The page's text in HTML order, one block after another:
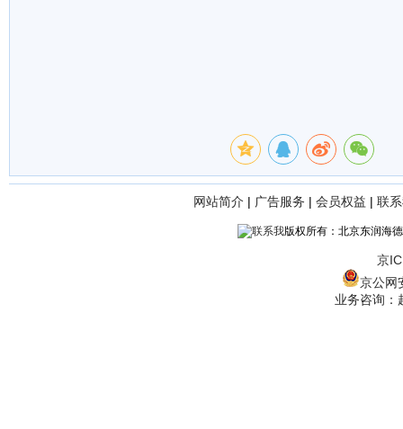
网站简介 | 广告服务 | 会员权益 | 联
版权所有：北京东润海
京
京公网
业务咨询：